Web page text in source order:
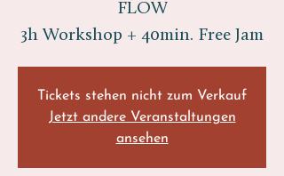
FLOW
3h Workshop + 40min. Free Jam
Tickets stehen nicht zum Verkauf
Jetzt andere Veranstaltungen
ansehen